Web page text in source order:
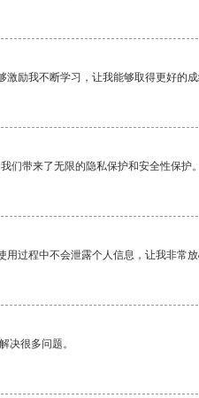
励我不断学习，让我能够取得更好的成
们带来了无限的隐私保护和安全性保护。
过程中不会泄露个人信息，让我非常放
决很多问题。